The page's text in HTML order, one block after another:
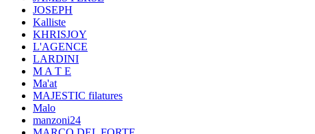
JOSEPH
Kalliste
KHRISJOY
L'AGENCE
LARDINI
M A T E
Ma'at
MAJESTIC filatures
Malo
manzoni24